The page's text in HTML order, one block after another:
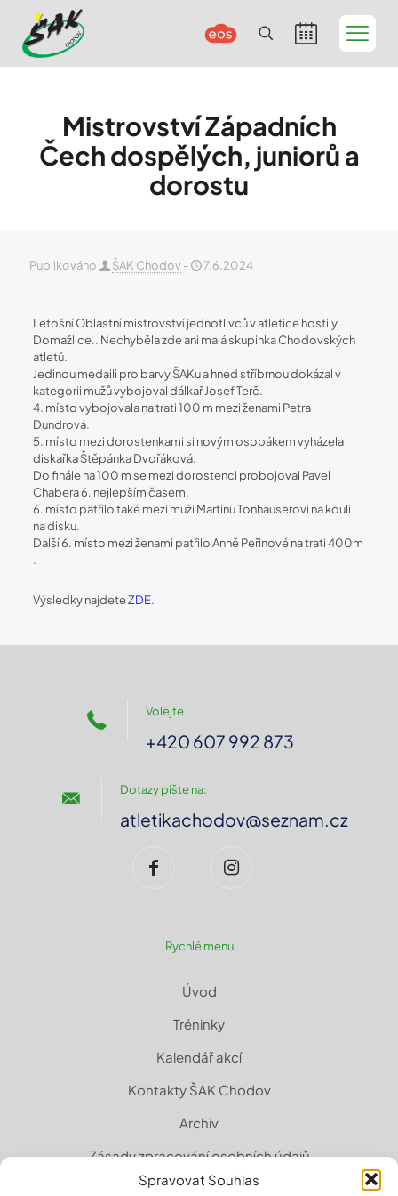
Spravovat Souhlas
Mistrovství Západních
Čech dospělých, juniorů a
dorostu
Publikováno ŠAK Chodov- 7.6.2024
Letošní Oblastní mistrovství jednotlivců v atletice hostily
Domažlice.. Nechyběla zde ani malá skupinka Chodovských
atletů.
Jedinou medaili pro barvy ŠAKu a hned stříbrnou dokázal v
kategorii mužů vybojoval dálkař Josef Terč.
4. místo vybojovala na trati 100 m mezi ženami Petra
Dundrová.
5. místo mezi dorostenkami si novým osobákem vyházela
diskařka Štěpánka Dvořáková.
Do finále na 100 m se mezi dorostenci probojoval Pavel
Chabera 6. nejlepším časem.
6. místo patřilo také mezi muži Martinu Tonhauserovi na kouli i
na disku.
Další 6. místo mezi ženami patřilo Anně Peřinové na trati 400m
.
Výsledky najdeteZDE.
Volejte
+420 607 992 873
Dotazy pište na:
atletikachodov@seznam.cz
Rychlé menu
Úvod
Tréninky
Kalendář akcí
Kontakty ŠAK Chodov
Archiv
Zásady zpracování osobních údajů
Zásady cookies (EU)